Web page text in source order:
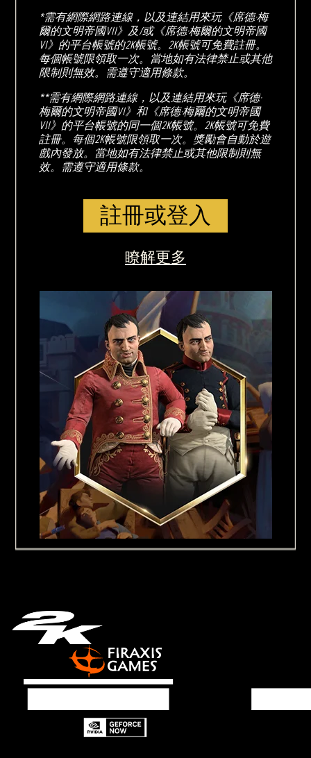
*需有網際網路連線，以及連結用來玩《席德·梅
爾的文明帝國VII》及/或《席德·梅爾的文明帝國
VI》的平台帳號的2K帳號。2K帳號可免費註冊。
每個帳號限領取一次。當地如有法律禁止或其他
限制則無效。需遵守適用條款。
**需有網際網路連線，以及連結用來玩《席德·
梅爾的文明帝國VI》和《席德·梅爾的文明帝國
VII》的平台帳號的同一個2K帳號。2K帳號可免費
註冊。每個2K帳號限領取一次。獎勵會自動於遊
戲內發放。當地如有法律禁止或其他限制則無
效。需遵守適用條款。
註冊或登入
瞭解更多